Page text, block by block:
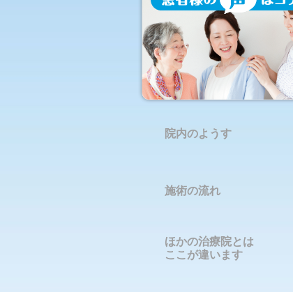
院内のようす
施術の流れ
ほかの治療院とは
ここが違います